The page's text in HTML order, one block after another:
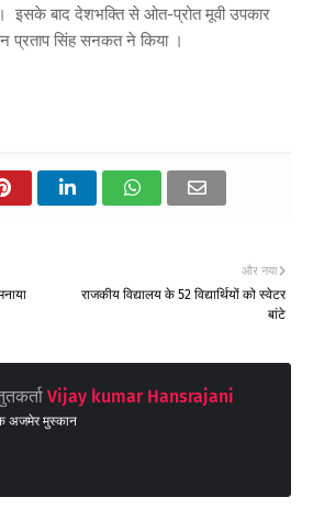
इसके बाद देशभक्ति से ओत-प्रोत मूवी उपकार
प्रताप सिंह सनकत ने किया ।
और नया
राजकीय विद्यालय के 52 विद्यार्थियों को स्वेटर
बांटे
Vijay kumar Hansrajani
अजमेर मुस्कान